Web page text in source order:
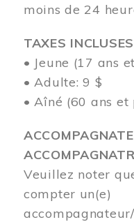
moins de 24
TAXES
• Jeune (17 ans
• Adulte: 9 $
• Aîné (60 ans et
Veuillez noter
compter un(e)